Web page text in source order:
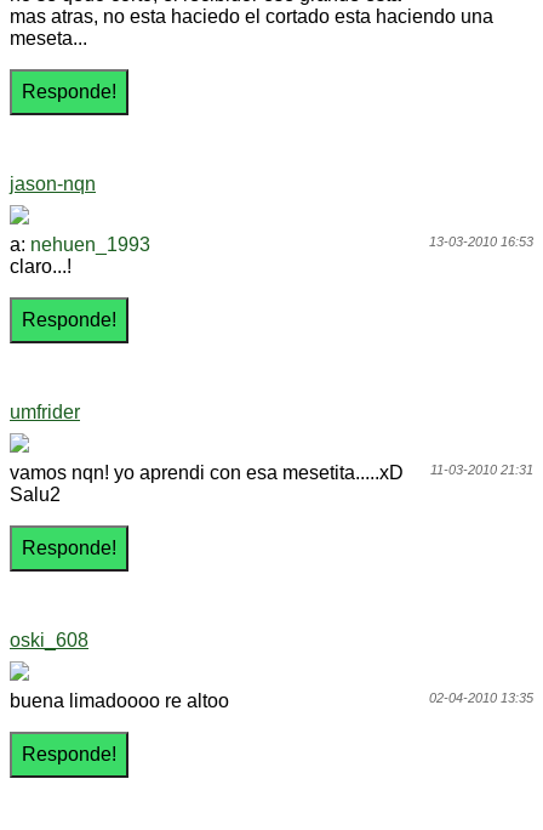
mas atras, no esta haciedo el cortado esta haciendo una
meseta...
jason-nqn
13-03-2010 16:53
a: nehuen_1993
claro...!
umfrider
11-03-2010 21:31
vamos nqn! yo aprendi con esa mesetita.....xD
Salu2
oski_608
02-04-2010 13:35
buena limadoooo re altoo